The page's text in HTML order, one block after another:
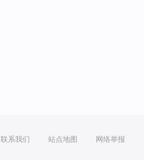
联系我们 站点地图 网络举报